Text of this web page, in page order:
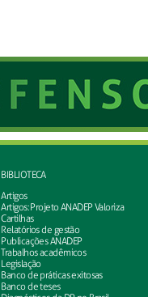
BIBLIOTECA
Artigos
Artigos: Projeto ANADEP Valoriza
Cartilhas
Relatórios de gestão
Publicações ANADEP
Trabalhos acadêmicos
Legislação
Banco de práticas exitosas
Banco de teses